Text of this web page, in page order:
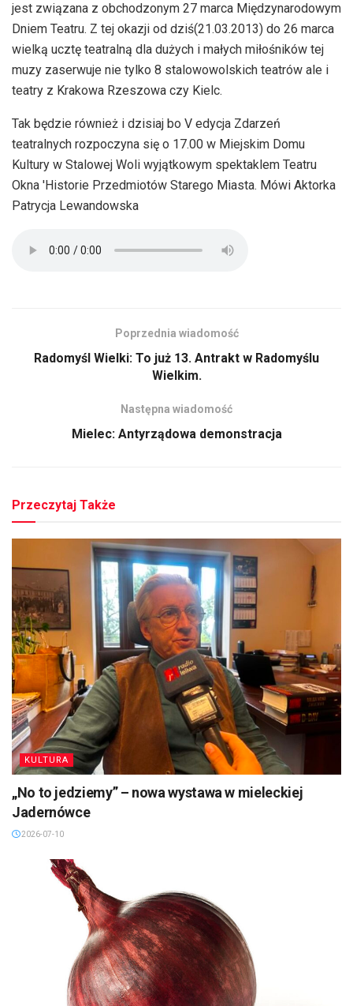
jest związana z obchodzonym 27 marca Międzynarodowym
Dniem Teatru. Z tej okazji od dziś(21.03.2013) do 26 marca
wielką ucztę teatralną dla dużych i małych miłośników tej
muzy zaserwuje nie tylko 8 stalowowolskich teatrów ale i
teatry z Krakowa Rzeszowa czy Kielc.
Tak będzie również i dzisiaj bo V edycja Zdarzeń
teatralnych rozpoczyna się o 17.00 w Miejskim Domu
Kultury w Stalowej Woli wyjątkowym spektaklem Teatru
Okna 'Historie Przedmiotów Starego Miasta. Mówi Aktorka
Patrycja Lewandowska
Poprzednia wiadomość
Radomyśl Wielki: To już 13. Antrakt w Radomyślu
Wielkim.
Następna wiadomość
Mielec: Antyrządowa demonstracja
Przeczytaj Także
KULTURA
„No to jedziemy” – nowa wystawa w mieleckiej
Jadernówce
2026-07-10